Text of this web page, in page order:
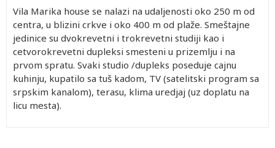
Vila Marika house se nalazi na udaljenosti oko 250 m od
centra, u blizini crkve i oko 400 m od plaže. Smeštajne
jedinice su dvokrevetni i trokrevetni studiji kao i
cetvorokrevetni dupleksi smesteni u prizemlju i na
prvom spratu. Svaki studio /dupleks poseduje cajnu
kuhinju, kupatilo sa tuš kadom, TV (satelitski program sa
srpskim kanalom), terasu, klima uredjaj (uz doplatu na
licu mesta).